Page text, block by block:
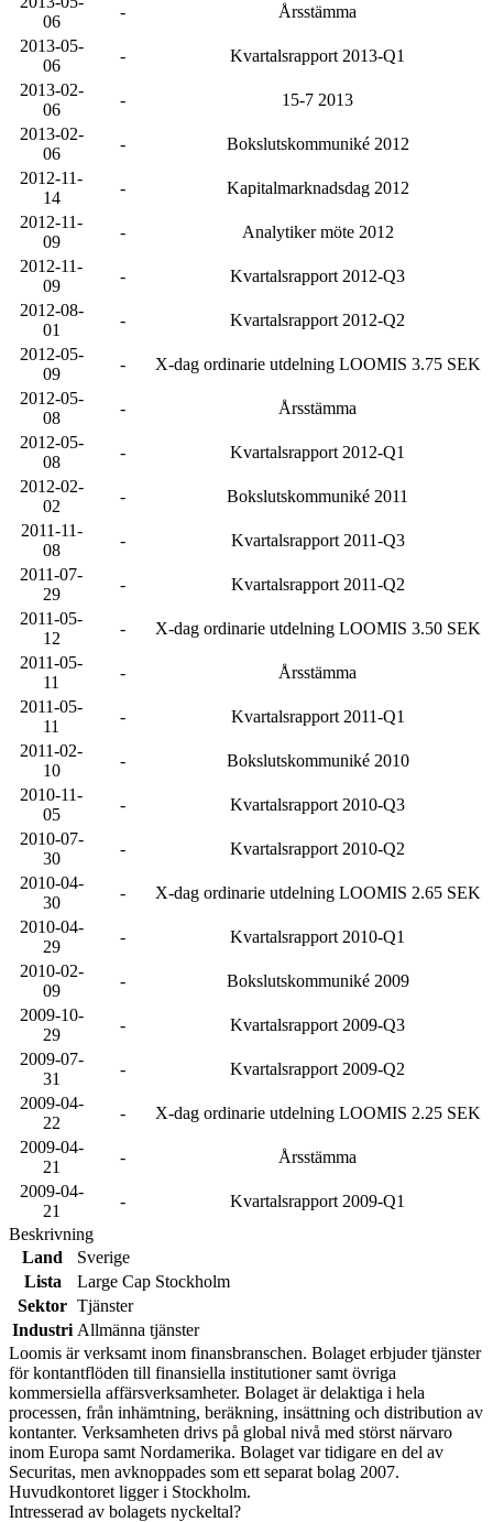
06
-
Årsstämma
2013-05-
06
-
Kvartalsrapport 2013-Q1
2013-02-
06
-
15-7 2013
2013-02-
06
-
Bokslutskommuniké 2012
2012-11-
14
-
Kapitalmarknadsdag 2012
2012-11-
09
-
Analytiker möte 2012
2012-11-
09
-
Kvartalsrapport 2012-Q3
2012-08-
01
-
Kvartalsrapport 2012-Q2
2012-05-
09
-
X-dag ordinarie utdelning LOOMIS 3.75 SEK
2012-05-
08
-
Årsstämma
2012-05-
08
-
Kvartalsrapport 2012-Q1
2012-02-
02
-
Bokslutskommuniké 2011
2011-11-
08
-
Kvartalsrapport 2011-Q3
2011-07-
29
-
Kvartalsrapport 2011-Q2
2011-05-
12
-
X-dag ordinarie utdelning LOOMIS 3.50 SEK
2011-05-
11
-
Årsstämma
2011-05-
11
-
Kvartalsrapport 2011-Q1
2011-02-
10
-
Bokslutskommuniké 2010
2010-11-
05
-
Kvartalsrapport 2010-Q3
2010-07-
30
-
Kvartalsrapport 2010-Q2
2010-04-
30
-
X-dag ordinarie utdelning LOOMIS 2.65 SEK
2010-04-
29
-
Kvartalsrapport 2010-Q1
2010-02-
09
-
Bokslutskommuniké 2009
2009-10-
29
-
Kvartalsrapport 2009-Q3
2009-07-
31
-
Kvartalsrapport 2009-Q2
2009-04-
22
-
X-dag ordinarie utdelning LOOMIS 2.25 SEK
2009-04-
21
-
Årsstämma
2009-04-
21
-
Kvartalsrapport 2009-Q1
Beskrivning
Land
Sverige
Lista
Large Cap Stockholm
Sektor Tjänster
Industri Allmänna tjänster
Loomis är verksamt inom finansbranschen. Bolaget erbjuder tjänster
för kontantflöden till finansiella institutioner samt övriga
kommersiella affärsverksamheter. Bolaget är delaktiga i hela
processen, från inhämtning, beräkning, insättning och distribution av
kontanter. Verksamheten drivs på global nivå med störst närvaro
inom Europa samt Nordamerika. Bolaget var tidigare en del av
Securitas, men avknoppades som ett separat bolag 2007.
Huvudkontoret ligger i Stockholm.
Intresserad av bolagets nyckeltal?